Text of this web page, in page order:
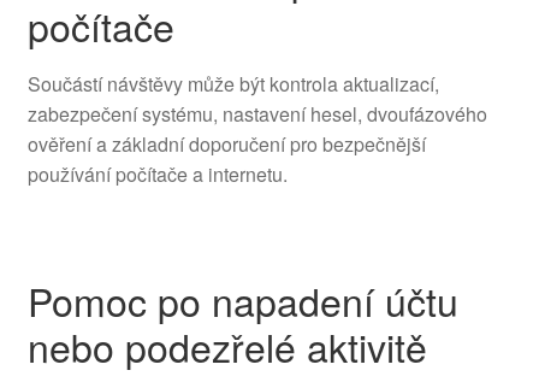
počítače
Součástí návštěvy může být kontrola aktualizací,
zabezpečení systému, nastavení hesel, dvoufázového
ověření a základní doporučení pro bezpečnější
používání počítače a internetu.
Pomoc po napadení účtu
nebo podezřelé aktivitě